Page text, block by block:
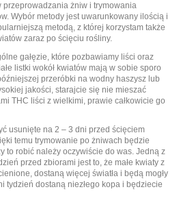
przeprowadzania żniw i trymowania
Wybór metody jest uwarunkowany ilością i
metodą, z której korzystam także
zaraz po ścięciu rośliny.
gałęzie, które pozbawiamy liści oraz
listki wokół kwiatów mają w sobie sporo
przeróbki na wodny haszysz lub
jakości, starajcie się nie mieszać
THC liści z wielkimi, prawie całkowicie go
usunięte na 2 – 3 dni przed ścięciem
temu trymowanie po żniwach będzie
to robić należy oczywiście do was. Jedną z
przed zbiorami jest to, że małe kwiaty z
dostaną więcej światła i będą mogły
tydzień dostaną niezłego kopa i będziecie